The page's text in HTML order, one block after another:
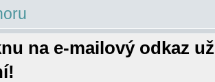
na e-mailový odkaz